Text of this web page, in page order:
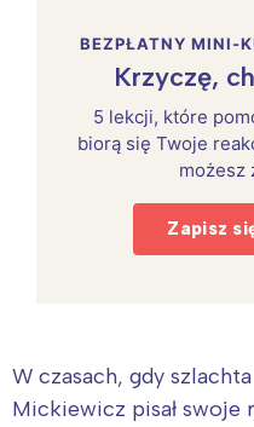
BEZPŁATNY MINI-
Krzyczę,
5 lekcji, które
biorą się Twoje
możesz
Zapisz
W czasach, gdy
Mickiewicz pisał swoje